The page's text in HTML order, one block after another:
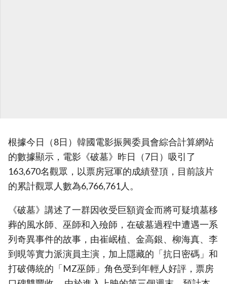
根據今日（8日）韓國電影振興委員會綜合計算網站
的數據顯示，電影《破墓》昨日（7日）吸引了
163,670名觀眾，以票房冠軍的成績登頂，目前該片
的累計觀眾人數為6,766,761人。
《破墓》講述了一群因收受巨額資金而將可疑墳墓移
葬的風水師、巫師和入殮師，在破墓過程中遭遇一系
列奇異事件的故事，由崔岷植、金高銀、柳海真、李
到晛等實力派演員主演，加上隱藏的「抗日密碼」和
打破傳統的「MZ巫師」角色受到年輕人好評，票房